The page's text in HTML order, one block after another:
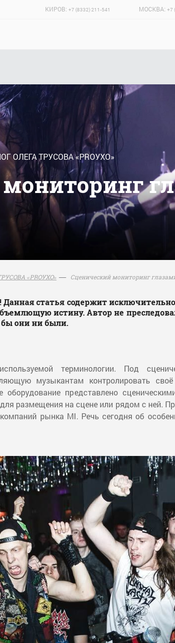
КИРОВ: +7 (8332) 211-541 МОСКВА: +7
ОЛЕГА ТРУСОВА «PROУХО»
«PROУХО» Сценический мониторинг
статья содержит
истину. Автор не
бы они ни были.
терминологии. Под
музыкантам контролировать
оборудование представлено
размещения на сцене или рядом с ней.
рынка MI. Речь сегодня об